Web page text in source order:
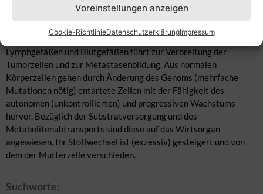
Voreinstellungen anzeigen
Cookie-RichtlinieDatenschutzerklärungImpressum
Neoplasie (bösartige Gewebeneubildung). Es sind die malignen
mesenchymalen Tumoren (Sarkome) gemeint. Das Erreichen von
Lymphgefäßen und Blutgefäßen führt zur Verbreitung der
Tumorzellen und zur Metastasenbildung. Aus normalen
Körperzellen gehen durch Änderung des Genoms (mehrfache
Mutationen nötig) entartete Zellen mit der Fähigkeit des
autonomen (unkontrollierten) und progressiven Wachstums
hervor. Bezüglich der Substratversorgung und des
Metabolitenabtransports sind diese auf das Wirtsorgan
angewiesen. Ihr Stoffwechsel ist (exzessiv) gesteigert und von
dem der Mutterzelle verschieden.
Suchworte: